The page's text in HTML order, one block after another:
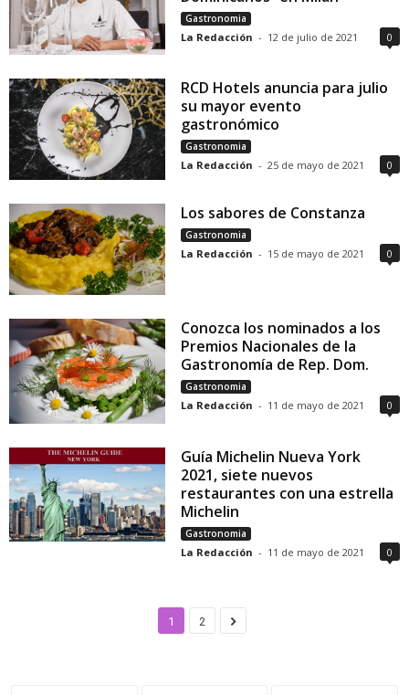
Gastronomia
La Redacción - 12 de julio de 2021 0
RCD Hotels anuncia para julio
su mayor evento
gastronómico
Gastronomia
La Redacción - 25 de mayo de 2021 0
Los sabores de Constanza
Gastronomia
La Redacción - 15 de mayo de 2021 0
Conozca los nominados a los
Premios Nacionales de la
Gastronomía de Rep. Dom.
Gastronomia
La Redacción - 11 de mayo de 2021 0
Guía Michelin Nueva York
2021, siete nuevos
restaurantes con una estrella
Michelin
Gastronomia
La Redacción - 11 de mayo de 2021 0
1 2